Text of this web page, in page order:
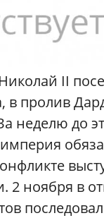
II
в пролив
неделю до
ноября в